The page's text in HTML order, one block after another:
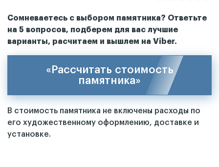
Сомневаетесь с выбором памятника? Ответьте
на 5 вопросов, подберем для вас лучшие
варианты, расчитаем и вышлем на Viber.
«Рассчитать стоимость
памятника»
В стоимость памятника не включены расходы по
его художественному оформлению, доставке и
установке.